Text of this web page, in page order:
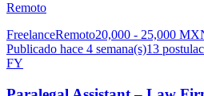
Remoto
FreelanceRemoto20,000 - 25,000
Publicado hace 4 semana(s)13
FY